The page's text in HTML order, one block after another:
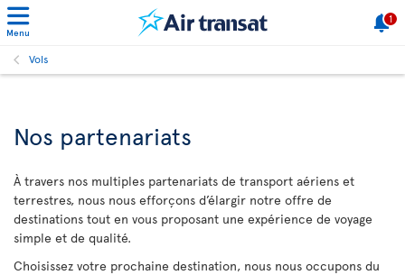
Menu
1
Vols
Nos partenariats
À travers nos multiples partenariats de transport aériens et
terrestres, nous nous efforçons d’élargir notre offre de
destinations tout en vous proposant une expérience de voyage
simple et de qualité.
Choisissez votre prochaine destination, nous nous occupons du